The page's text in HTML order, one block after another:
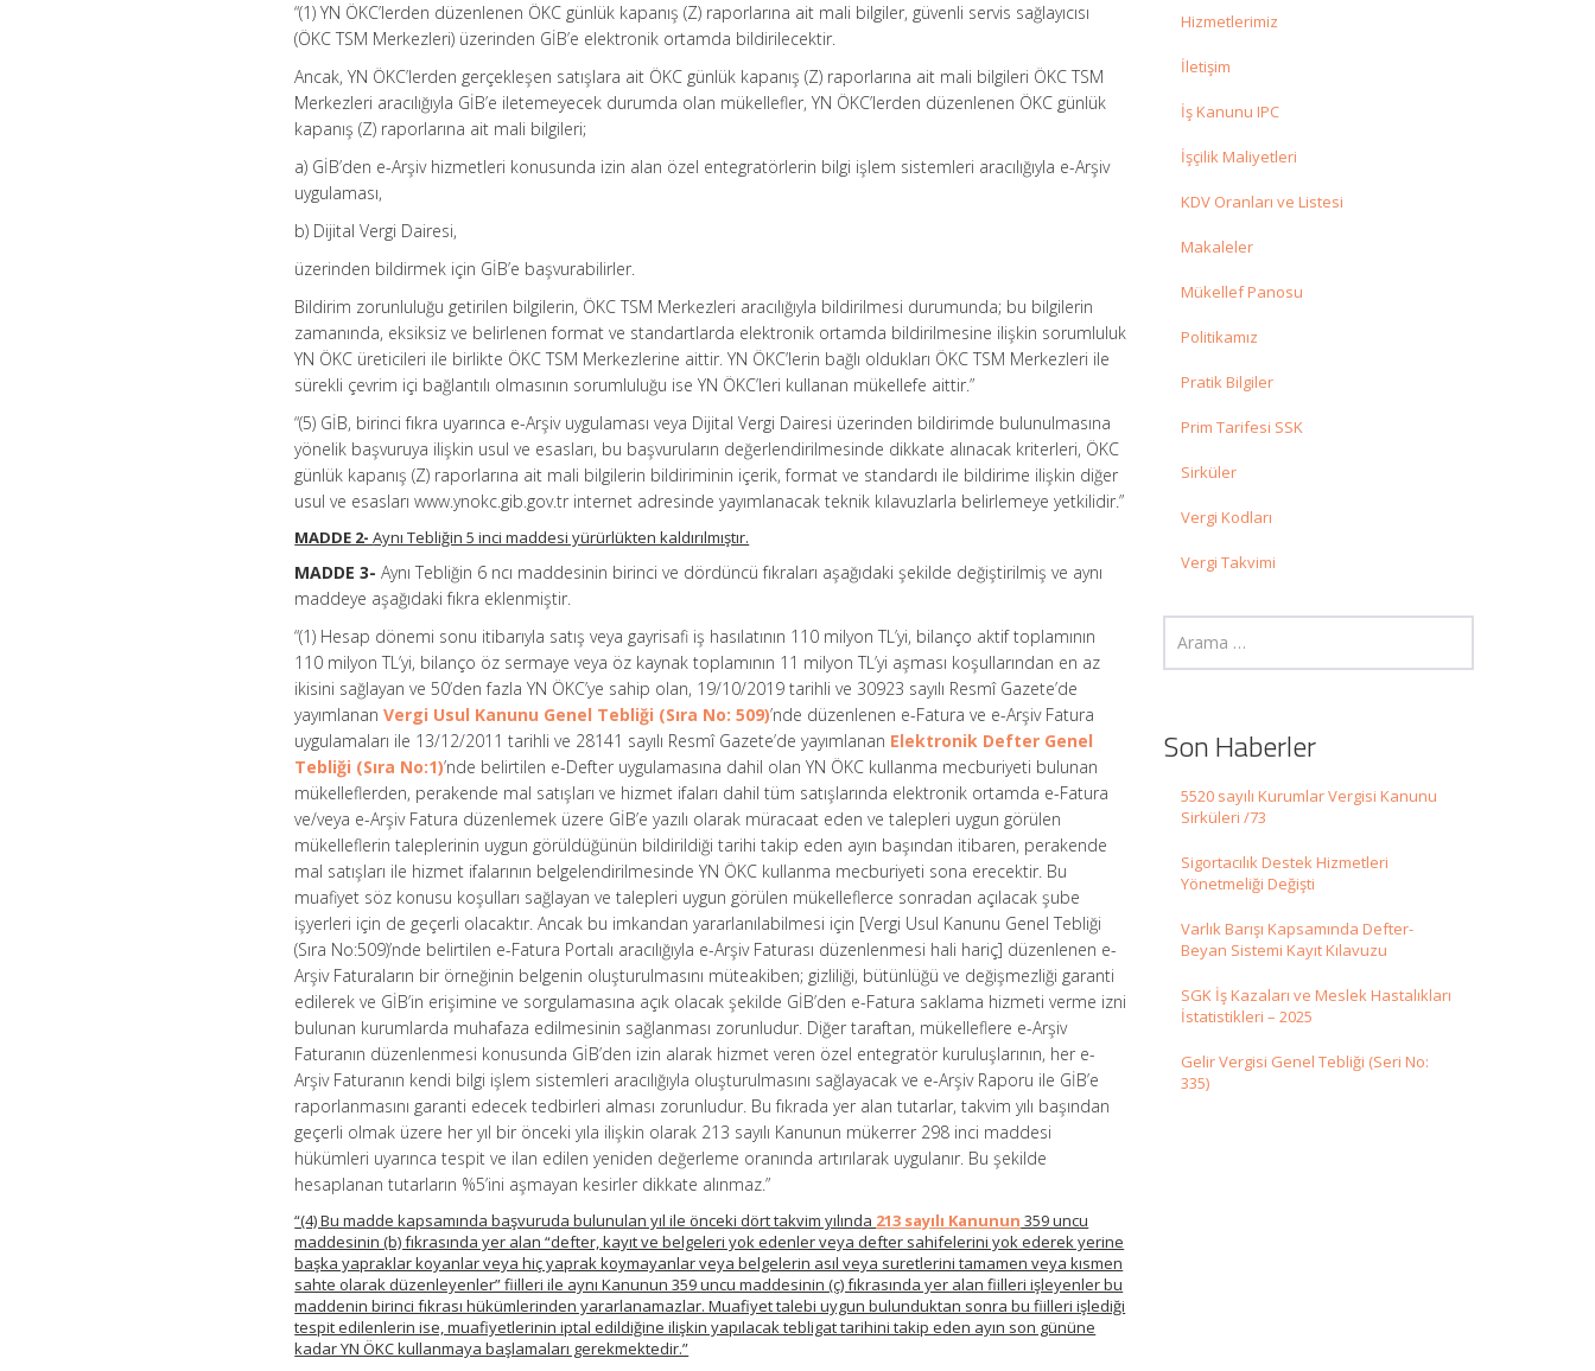
“(1) YN ÖKC’lerden düzenlenen ÖKC günlük kapanış (Z) raporlarına ait mali bilgiler, güvenli servis sağlayıcısı
(ÖKC TSM Merkezleri) üzerinden GİB’e elektronik ortamda bildirilecektir.
Ancak, YN ÖKC’lerden gerçekleşen satışlara ait ÖKC günlük kapanış (Z) raporlarına ait mali bilgileri ÖKC TSM
Merkezleri aracılığıyla GİB’e iletemeyecek durumda olan mükellefler, YN ÖKC’lerden düzenlenen ÖKC günlük
kapanış (Z) raporlarına ait mali bilgileri;
a) GİB’den e-Arşiv hizmetleri konusunda izin alan özel entegratörlerin bilgi işlem sistemleri aracılığıyla e-Arşiv
uygulaması,
b) Dijital Vergi Dairesi,
üzerinden bildirmek için GİB’e başvurabilirler.
Bildirim zorunluluğu getirilen bilgilerin, ÖKC TSM Merkezleri aracılığıyla bildirilmesi durumunda; bu bilgilerin
zamanında, eksiksiz ve belirlenen format ve standartlarda elektronik ortamda bildirilmesine ilişkin sorumluluk
YN ÖKC üreticileri ile birlikte ÖKC TSM Merkezlerine aittir. YN ÖKC’lerin bağlı oldukları ÖKC TSM Merkezleri ile
sürekli çevrim içi bağlantılı olmasının sorumluluğu ise YN ÖKC’leri kullanan mükellefe aittir.”
“(5) GİB, birinci fıkra uyarınca e-Arşiv uygulaması veya Dijital Vergi Dairesi üzerinden bildirimde bulunulmasına
yönelik başvuruya ilişkin usul ve esasları, bu başvuruların değerlendirilmesinde dikkate alınacak kriterleri, ÖKC
günlük kapanış (Z) raporlarına ait mali bilgilerin bildiriminin içerik, format ve standardı ile bildirime ilişkin diğer
usul ve esasları www.ynokc.gib.gov.tr internet adresinde yayımlanacak teknik kılavuzlarla belirlemeye yetkilidir.”
MADDE 2-Aynı Tebliğin 5 inci maddesi yürürlükten kaldırılmıştır.
MADDE 3-Aynı Tebliğin 6 ncı maddesinin birinci ve dördüncü fıkraları aşağıdaki şekilde değiştirilmiş ve aynı
maddeye aşağıdaki fıkra eklenmiştir.
“(1) Hesap dönemi sonu itibarıyla satış veya gayrisafi iş hasılatının 110 milyon TL’yi, bilanço aktif toplamının
110 milyon TL’yi, bilanço öz sermaye veya öz kaynak toplamının 11 milyon TL’yi aşması koşullarından en az
ikisini sağlayan ve 50’den fazla YN ÖKC’ye sahip olan, 19/10/2019 tarihli ve 30923 sayılı Resmî Gazete’de
yayımlananVergi Usul Kanunu Genel Tebliği (Sıra No: 509)’nde düzenlenen e-Fatura ve e-Arşiv Fatura
uygulamaları ile 13/12/2011 tarihli ve 28141 sayılı Resmî Gazete’de yayımlanan Elektronik Defter Genel
Tebliği (Sıra No:1)’nde belirtilen e-Defter uygulamasına dahil olan YN ÖKC kullanma mecburiyeti bulunan
mükelleflerden, perakende mal satışları ve hizmet ifaları dahil tüm satışlarında elektronik ortamda e-Fatura
ve/veya e-Arşiv Fatura düzenlemek üzere GİB’e yazılı olarak müracaat eden ve talepleri uygun görülen
mükelleflerin taleplerinin uygun görüldüğünün bildirildiği tarihi takip eden ayın başından itibaren, perakende
mal satışları ile hizmet ifalarının belgelendirilmesinde YN ÖKC kullanma mecburiyeti sona erecektir. Bu
muafiyet söz konusu koşulları sağlayan ve talepleri uygun görülen mükelleflerce sonradan açılacak şube
işyerleri için de geçerli olacaktır. Ancak bu imkandan yararlanılabilmesi için [Vergi Usul Kanunu Genel Tebliği
(Sıra No:509)’nde belirtilen e-Fatura Portalı aracılığıyla e-Arşiv Faturası düzenlenmesi hali hariç] düzenlenen e-
Arşiv Faturaların bir örneğinin belgenin oluşturulmasını müteakiben; gizliliği, bütünlüğü ve değişmezliği garanti
edilerek ve GİB’in erişimine ve sorgulamasına açık olacak şekilde GİB’den e-Fatura saklama hizmeti verme izni
bulunan kurumlarda muhafaza edilmesinin sağlanması zorunludur. Diğer taraftan, mükelleflere e-Arşiv
Faturanın düzenlenmesi konusunda GİB’den izin alarak hizmet veren özel entegratör kuruluşlarının, her e-
Arşiv Faturanın kendi bilgi işlem sistemleri aracılığıyla oluşturulmasını sağlayacak ve e-Arşiv Raporu ile GİB’e
raporlanmasını garanti edecek tedbirleri alması zorunludur. Bu fıkrada yer alan tutarlar, takvim yılı başından
geçerli olmak üzere her yıl bir önceki yıla ilişkin olarak 213 sayılı Kanunun mükerrer 298 inci maddesi
hükümleri uyarınca tespit ve ilan edilen yeniden değerleme oranında artırılarak uygulanır. Bu şekilde
hesaplanan tutarların %5’ini aşmayan kesirler dikkate alınmaz.”
“(4) Bu madde kapsamında başvuruda bulunulan yıl ile önceki dört takvim yılında 213 sayılı Kanunun 359 uncu
maddesinin (b) fıkrasında yer alan “defter, kayıt ve belgeleri yok edenler veya defter sahifelerini yok ederek yerine
başka yapraklar koyanlar veya hiç yaprak koymayanlar veya belgelerin asıl veya suretlerini tamamen veya kısmen
sahte olarak düzenleyenler” fiilleri ile aynı Kanunun 359 uncu maddesinin (ç) fıkrasında yer alan fiilleri işleyenler bu
maddenin birinci fıkrası hükümlerinden yararlanamazlar. Muafiyet talebi uygun bulunduktan sonra bu fiilleri işlediği
tespit edilenlerin ise, muafiyetlerinin iptal edildiğine ilişkin yapılacak tebligat tarihini takip eden ayın son gününe
kadar YN ÖKC kullanmaya başlamaları gerekmektedir.”
Hizmetlerimiz
İletişim
İş Kanunu IPC
İşçilik Maliyetleri
KDV Oranları ve Listesi
Makaleler
Mükellef Panosu
Politikamız
Pratik Bilgiler
Prim Tarifesi SSK
Sirküler
Vergi Kodları
Vergi Takvimi
Son Haberler
5520 sayılı Kurumlar Vergisi Kanunu
Sirküleri /73
Sigortacılık Destek Hizmetleri
Yönetmeliği Değişti
Varlık Barışı Kapsamında Defter-
Beyan Sistemi Kayıt Kılavuzu
SGK İş Kazaları ve Meslek Hastalıkları
İstatistikleri – 2025
Gelir Vergisi Genel Tebliği (Seri No:
335)